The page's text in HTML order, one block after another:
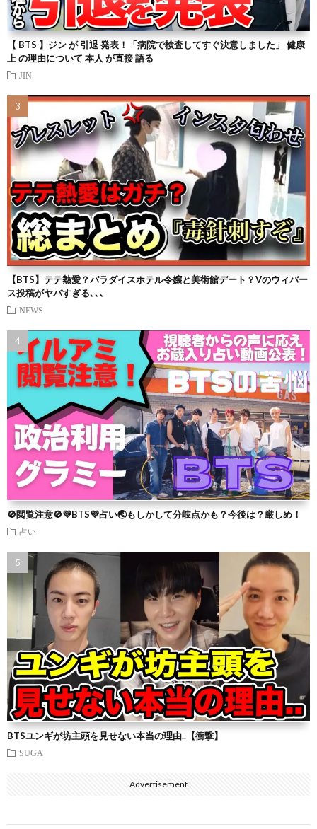
【 BTS 】ジン が 引退 発表！「病院で検査してすぐ決意しました」 健康
上 の理由について 本人 が直接 語る
JIN
【BTS】テテ熱愛？パラダイスホテル令嬢と美術館デート？Vのウィバー
ス投稿がヤバすぎる､､､
NEWS
🚫閲覧注意🚫💜BTS💜占い🌏もしかして分岐点かも？今後は？厳しめ！
占い
BTSユンギが坊主頭を見せない本当の理由..【衝撃】
SUGA
Advertisement